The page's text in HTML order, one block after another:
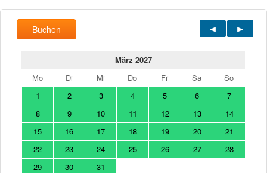
Buchen
März 2027
Mo
Di Mi Do Fr Sa
So
1
2 3 4 5 6
7
8
9 10 11 12 13
14
15
16 17 18 19 20
21
22
23 24 25 26 27
28
29
30 31